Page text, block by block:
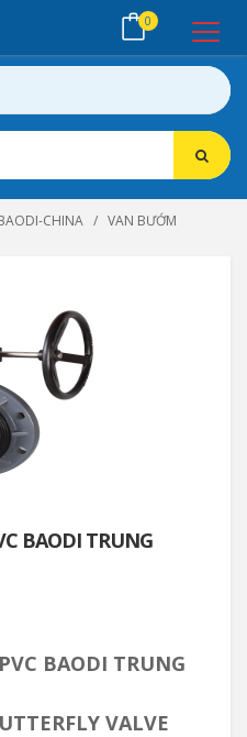
0
CHINA VAN BƯỚM
BAODI TRUNG
BAODI TRUNG
VALVE